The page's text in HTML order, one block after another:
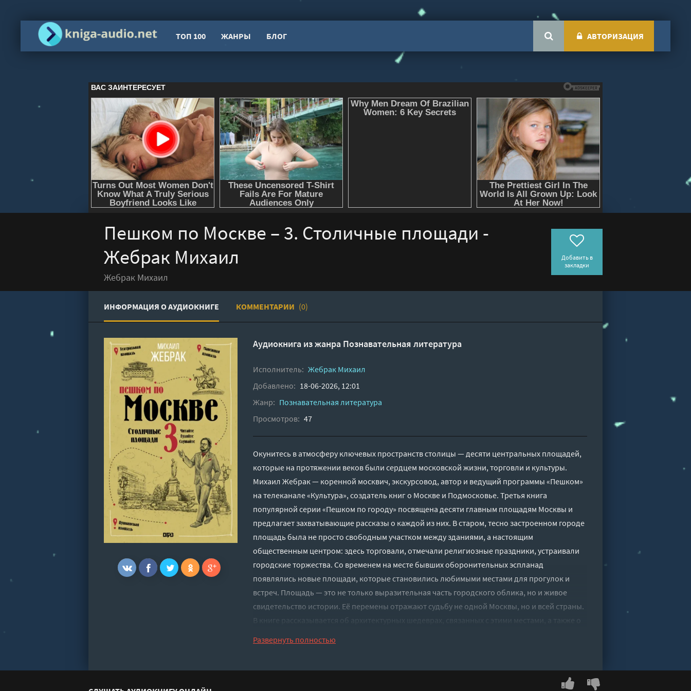
ТОП 100 ЖАНРЫ БЛОГ АВТОРИЗАЦИЯ
Пешком по Москве – 3. Столичные площади -
Жебрак Михаил
Жебрак Михаил
Добавить в
закладки
ИНФОРМАЦИЯ О АУДИОКНИГЕ КОММЕНТАРИИ (0)
Аудиокнига из жанра Познавательная литература
Исполнитель: Жебрак Михаил
Добавлено: 18-06-2026, 12:01
Жанр: Познавательная литература
Просмотров: 47
Окунитесь в атмосферу ключевых пространств столицы — десяти центральных площадей,
которые на протяжении веков были сердцем московской жизни, торговли и культуры.
Михаил Жебрак — коренной москвич, экскурсовод, автор и ведущий программы «Пешком»
на телеканале «Культура», создатель книг о Москве и Подмосковье. Третья книга
популярной серии «Пешком по городу» посвящена десяти главным площадям Москвы и
предлагает захватывающие рассказы о каждой из них. В старом, тесно застроенном городе
площадь была не просто свободным участком между зданиями, а настоящим
общественным центром: здесь торговали, отмечали религиозные праздники, устраивали
городские торжества. Со временем на месте бывших оборонительных эспланад
появлялись новые площади, которые становились любимыми местами для прогулок и
встреч. Площадь — это не только выразительная часть городского облика, но и живое
свидетельство истории. Её перемены отражают судьбу не одной Москвы, но и всей страны.
В книге рассказывается об архитектурных шедеврах, связанных с этими местами, а также о
Москву с неожиданной стороны! Яркие иллюстрации и подробные карты в начале каждой
отправляйтесь гулять по центральным площадям столицы, чтобы увидеть своими глазами
Развернуть полностью